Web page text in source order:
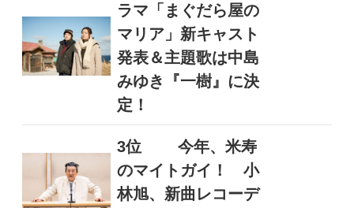
ラマ「まぐだら屋の
マリア」新キャスト
発表＆主題歌は中島
みゆき『一樹』に決
定！
3位
今年、米寿
のマイトガイ！ 小
林旭、新曲レコーデ